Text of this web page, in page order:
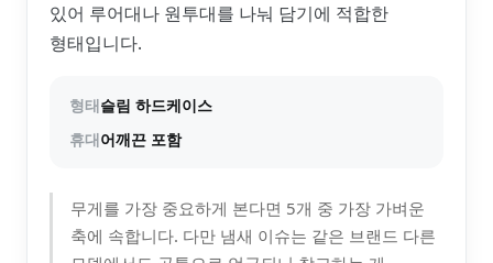
있어 루어대나 원투대를 나눠 담기에 적합한
형태입니다.
형태슬림 하드케이스
휴대어깨끈 포함
무게를 가장 중요하게 본다면 5개 중 가장 가벼운
축에 속합니다. 다만 냄새 이슈는 같은 브랜드 다른